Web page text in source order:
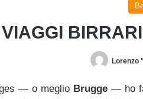
VIAGGI
Lorenzo
— o meglio Brugge — ho